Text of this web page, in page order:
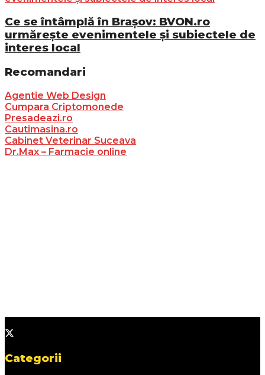
Ce se întâmplă în Brașov: BVON.ro
urmărește evenimentele și subiectele de
interes local
Recomandari
Agentie Web Design
Cumpara Criptomonede
Presadeazi.ro
Cautimasina.ro
Cabinet Veterinar Suceava
Dr.Max – Farmacie online
Categorii